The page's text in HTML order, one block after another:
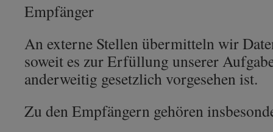
Empfänger
An externe Stellen übermitteln wir
soweit es zur Erfüllung unserer
anderweitig gesetzlich vorgesehen ist.
Zu den Empfängern gehören